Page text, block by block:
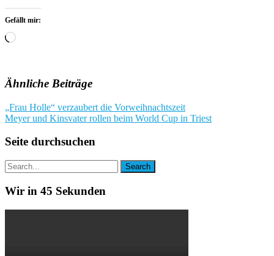
Gefällt mir:
Wird
Ähnliche Beiträge
Beitragsnavigation
„Frau Holle“ verzaubert die Vorweihnachtszeit
Meyer und Kinsvater rollen beim World Cup in Triest
Seite durchsuchen
Wir in 45 Sekunden